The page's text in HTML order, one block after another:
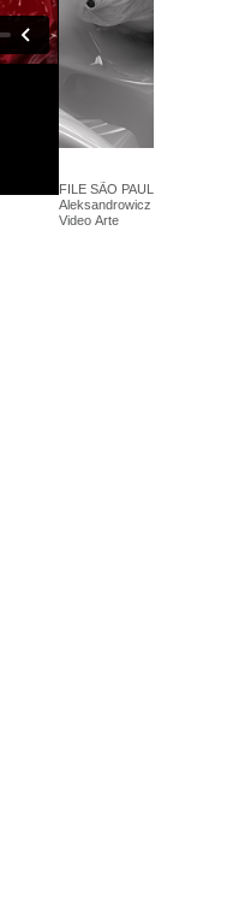
FILE SÃO PAULO 2014 -
Aleksandrowicz & Andrzej
Video Arte